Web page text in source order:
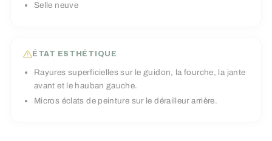
Selle neuve
ÉTAT ESTHÉTIQUE
Rayures superficielles sur le guidon, la fourche, la jante
avant et le hauban gauche.
Micros éclats de peinture sur le dérailleur arrière.